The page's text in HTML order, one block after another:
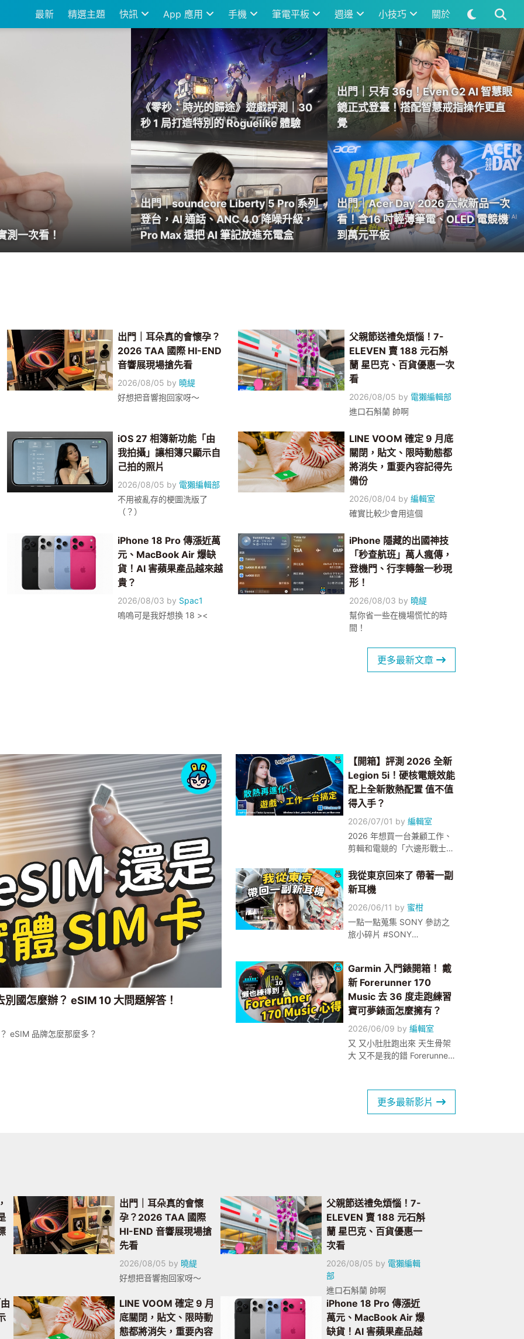
最新 精選主題 快訊 App 應用 手機 筆電平板 週邊 小技巧 關於
、科技酷品、生活與美食
測一次看！
《零秒：時光的歸途》遊戲評測｜30
秒 1 局打造特別的 Roguelike 體驗
出門｜只有 36g！Even G2 AI 智慧眼
鏡正式登臺！搭配智慧戒指操作更直
覺
出門｜soundcore Liberty 5 Pro 系列
登台，AI 通話、ANC 4.0 降噪升級，
Pro Max 還把 AI 筆記放進充電盒
出門｜Acer Day 2026 六款新品一次
看！含16 吋輕薄筆電、OLED 電競機
到萬元平板
出門｜耳朵真的會懷孕？
2026 TAA 國際 HI-END
音響展現場搶先看
2026/08/05 by 曉緹
好想把音響抱回家呀～
父親節送禮免煩惱！7-
ELEVEN 賣 188 元石斛
蘭 星巴克、百貨優惠一次
看
2026/08/05 by 電獺編輯部
進口石斛蘭 帥啊
iOS 27 相簿新功能「由
我拍攝」讓相簿只顯示自
己拍的照片
2026/08/05 by 電獺編輯部
不用被亂存的梗圖洗版了
（？）
LINE VOOM 確定 9 月底
關閉，貼文、限時動態都
將消失，重要內容記得先
備份
2026/08/04 by編輯室
確實比較少會用這個
iPhone 18 Pro 傳漲近萬
元、MacBook Air 爆缺
貨！AI 害蘋果產品越來越
貴？
2026/08/03 by Spac1
嗚嗚可是我好想換 18 ><
iPhone 隱藏的出國神技
「秒查航班」萬人瘋傳，
登機門、行李轉盤一秒現
形！
2026/08/03 by 曉緹
幫你省一些在機場慌忙的時
間！
更多最新文章
國怎麼辦？ eSIM 10 大問題解答！
eSIM 品牌怎麼那麼多？
【開箱】評測 2026 全新
Legion 5i！硬核電競效能
配上全新散熱配置 值不值
得入手？
2026/07/01 by 編輯室
2026 年想買一台兼顧工作、
剪輯和電競的「六邊形戰士」
Legion 5i， 搭載了全新
Intel® Core™ Ultra 7 系列 3
處理器， 以及 NVIDIA RTX
50 系列顯示卡， 這台筆電到
底值不值得在今年記憶體漲價
的浪潮下入手呢？ 快來看曉
我從東京回來了 帶著一副
新耳機
2026/06/11 by 蜜柑
一點一點蒐集 SONY 參訪之
旅小碎片 #SONY
Garmin 入門錶開箱！ 戴
新 Forerunner 170
Music 去 36 度走跑練習
寶可夢錶面怎麼擁有？
2026/06/09 by 編輯室
又 又小肚肚跑出來 天生骨架
大 又不是我的錯 Forerunner
敢 快速訓練 不用想今天菜單
是什麼 Garmin Pay 跟音樂功
能 出門跑步只帶手錶就好了
更多最新影片
出門｜耳朵真的會懷
孕？2026 TAA 國際
HI-END 音響展現場搶
先看
2026/08/05 by 曉緹
好想把音響抱回家呀～
父親節送禮免煩惱！7-
ELEVEN 賣 188 元石斛
蘭 星巴克、百貨優惠一
次看
2026/08/05 by 電獺編輯
部
進口石斛蘭 帥啊
LINE VOOM 確定 9 月
底關閉，貼文、限時動
態都將消失，重要內容
iPhone 18 Pro 傳漲近
萬元、MacBook Air 爆
缺貨！AI 害蘋果產品越